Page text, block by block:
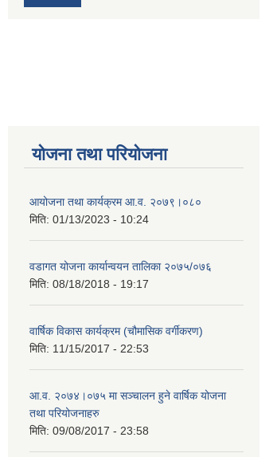
योजना तथा परियोजना
आयोजना तथा कार्यक्रम आ.व. २०७९।०८०
मिति: 01/13/2023 - 10:24
वडागत योजना कार्यान्वयन तालिका २०७५/०७६
मिति: 08/18/2018 - 19:17
वार्षिक विकास कार्यक्रम (चौमासिक वर्गीकरण)
मिति: 11/15/2017 - 22:53
आ.व. २०७४।०७५ मा सञ्चालन हुने वार्षिक योजना
तथा परियोजनाहरु
मिति: 09/08/2017 - 23:58